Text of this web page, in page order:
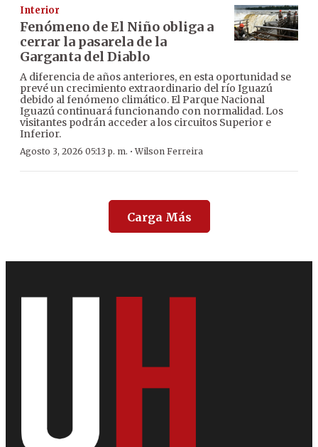
Interior
Fenómeno de El Niño obliga a
cerrar la pasarela de la
Garganta del Diablo
A diferencia de años anteriores, en esta oportunidad se
prevé un crecimiento extraordinario del río Iguazú
debido al fenómeno climático. El Parque Nacional
Iguazú continuará funcionando con normalidad. Los
visitantes podrán acceder a los circuitos Superior e
Inferior.
Agosto 3, 2026 05:13 p. m. ·Wilson Ferreira
Carga Más